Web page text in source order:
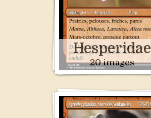
Hesperidae
20 images